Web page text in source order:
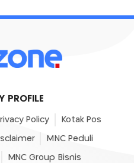
PROFILE
Policy Kotak Pos
MNC Peduli
MNC Group Bisnis